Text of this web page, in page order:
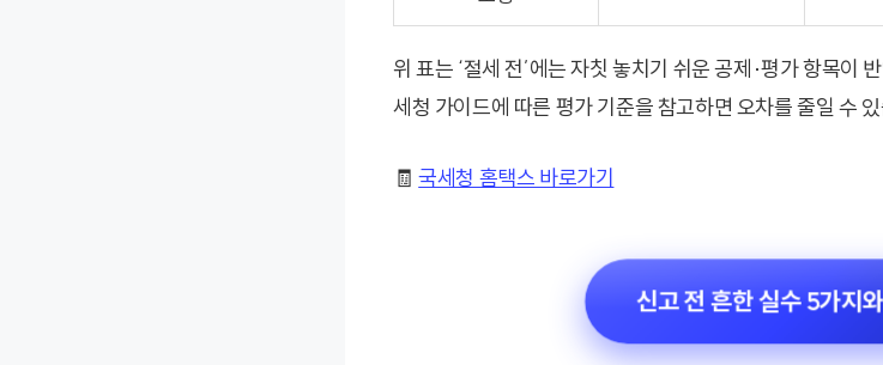
위 표는 ‘절세 전’에는 자칫 놓치기 쉬운 공제·평가 항목이
세청 가이드에 따른 평가 기준을 참고하면 오차를 줄일 수
🧾국세청 홈택스 바로가기
신고 전 흔한 실수 5가지